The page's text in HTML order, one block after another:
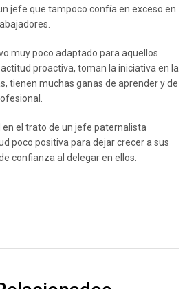
jefe que tampoco confía en exceso en
muy poco adaptado para aquellos
proactiva, toman la iniciativa en la
tienen muchas ganas de aprender y de
el trato de un jefe paternalista
poco positiva para dejar crecer a sus
confianza al delegar en ellos.